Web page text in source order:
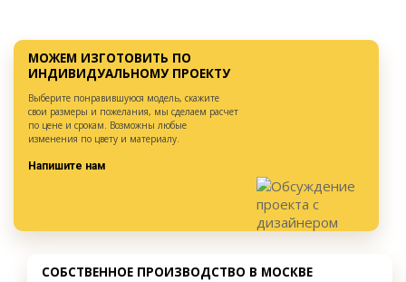
МОЖЕМ ИЗГОТОВИТЬ ПО
ИНДИВИДУАЛЬНОМУ ПРОЕКТУ
Выберите понравившуюся модель, скажите
свои размеры и пожелания, мы сделаем расчет
по цене и срокам. Возможны любые
изменения по цвету и материалу.
Напишите нам
СОБСТВЕННОЕ ПРОИЗВОДСТВО В МОСКВЕ